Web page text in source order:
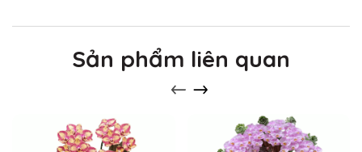
Sản phẩm liên quan